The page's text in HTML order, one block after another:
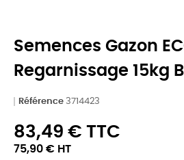
Semences Gazon
Regarnissage 15kg
Référence 3714423
83,49 € TTC
75,90 € HT